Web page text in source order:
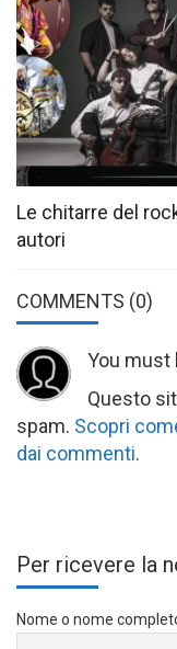
Le chitarre del
autori
COMMENTS (0)
You must
Questo
spam. Scopri
dai commenti.
Per ricevere la
Nome o nome